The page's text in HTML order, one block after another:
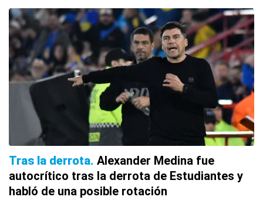
Tras la derrota Alexander Medina fue
autocrítico tras la derrota de Estudiantes y
habló de una posible rotación